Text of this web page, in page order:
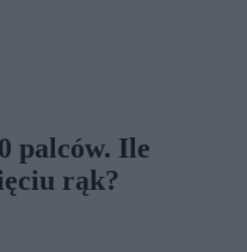
palców. Ile
rąk?